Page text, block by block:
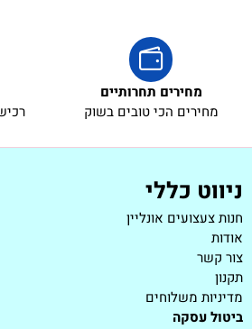
מחירים תחרותיים
מחירים הכי טובים בשוק
ניווט כללי
חנות צעצועים אונליין
אודות
צור קשר
תקנון
מדיניות משלוחים
ביטול עסקה